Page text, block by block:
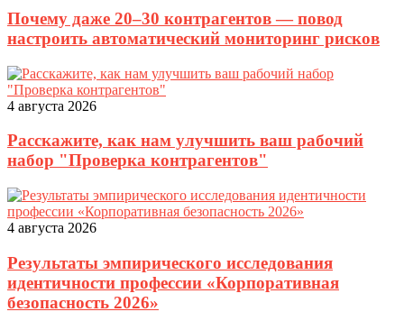
Почему даже 20–30 контрагентов — повод
настроить автоматический мониторинг рисков
4 августа 2026
Расскажите, как нам улучшить ваш рабочий
набор "Проверка контрагентов"
4 августа 2026
Результаты эмпирического исследования
идентичности профессии «Корпоративная
безопасность 2026»